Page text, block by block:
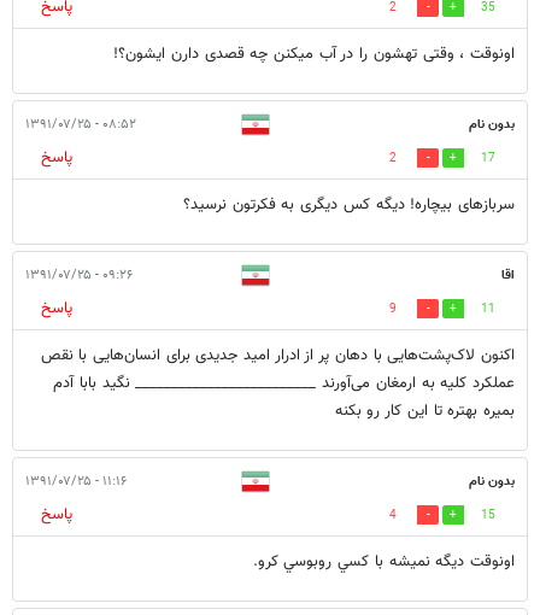
35
2
پاسخ
اونوقت ، وقتی تهشون را در آب میکنن چه قصدی دارن ایشون؟!
بدون نام ۰۸:۵۲ - ۱۳۹۱/۰۷/۲۵
17
2
پاسخ
سربازهای بیچاره! دیگه کس دیگری به فکرتون نرسید؟
اقا ۰۹:۲۶ - ۱۳۹۱/۰۷/۲۵
11
9
پاسخ
اکنون لاک‌پشت‌هایی با دهان پر از ادرار امید جدیدی برای انسان‌هایی با نقص
عملکرد کلیه به ارمغان می‌آورند _________________________ نگید بابا آدم
بمیره بهتره تا این کار رو بکنه
بدون نام ۱۱:۱۶ - ۱۳۹۱/۰۷/۲۵
15
4
پاسخ
اونوقت ديگه نميشه با كسي روبوسي كرو.